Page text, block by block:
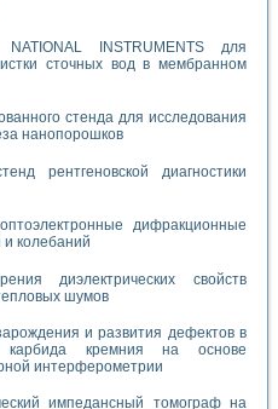
INSTRUMENTS для
сточных вод в мембранном
стенда для исследования
нанопорошков
рентгеновской диагностики
дифракционные
колебаний
диэлектрических свойств
шумов
и развития дефектов в
карбида кремния на основе
интерферометрии
импедансный томограф на